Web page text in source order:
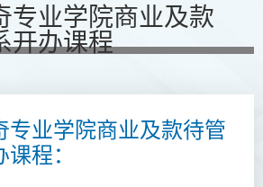
专业学院商业及款
开办课程
专业学院商业及款待管
程：